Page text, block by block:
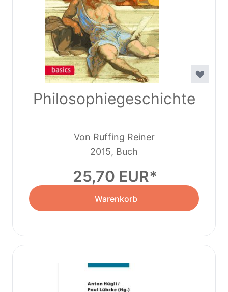
Philosophiegeschichte
Von Ruffing Reiner
2015, Buch
25,70 EUR
Warenkorb